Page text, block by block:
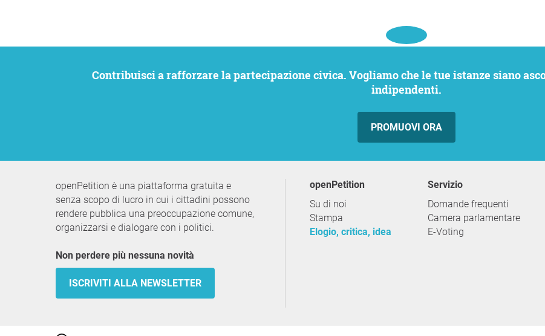
Contribuisci a rafforzare la partecipazione civica. Vogliamo che le tue istanze siano ascoltate e allo stesso tempo rimanere
indipendenti.
PROMUOVI ORA
openPetition è una piattaforma gratuita e
senza scopo di lucro in cui i cittadini possono
rendere pubblica una preoccupazione comune,
organizzarsi e dialogare con i politici.
Non perdere più nessuna novità
ISCRIVITI ALLA NEWSLETTER
openPetition
Su di noi
Stampa
Elogio, critica, idea
servizio
Domande frequenti
Camera parlamentare
E-Voting